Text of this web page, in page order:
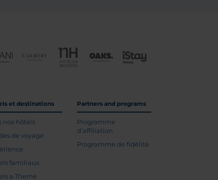
et destinations
nos hôtels
de voyage
familiaux
a Theme
Partners and programs
Programme
d’affiliation
Programme de fidélité